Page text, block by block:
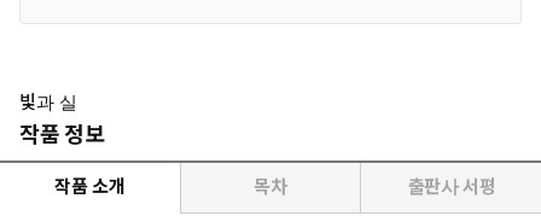
빛과 실
작품 정보
작품 소개 목차 출판사 서평